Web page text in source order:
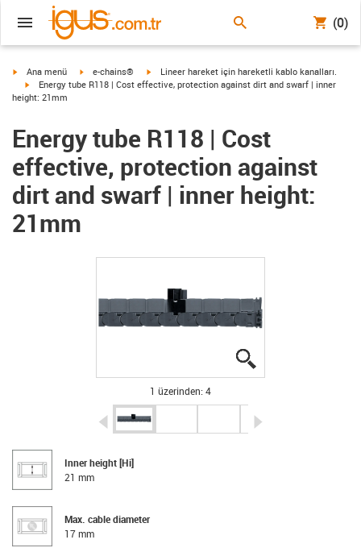
(0)
igus-icon-arrow-right
Ana menü igus-icon-arrow-right
e-chains® igus-icon-arrow-right
Lineer hareket için hareketli kablo kanalları.
igus-icon-arrow-right
Energy tube R118 | Cost effective, protection against dirt and swarf | inner
height: 21mm
Energy tube R118 | Cost
effective, protection against
dirt and swarf | inner height:
21mm
1 üzerinden: 4
igus-icon-arrow-left
Inner height [Hi]
21 mm
Max. cable diameter
17 mm